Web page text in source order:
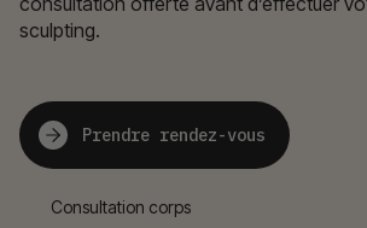
sculpting.
Prendre rendez-vous
Consultation corps